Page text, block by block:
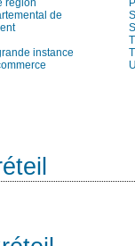
région
de
instance